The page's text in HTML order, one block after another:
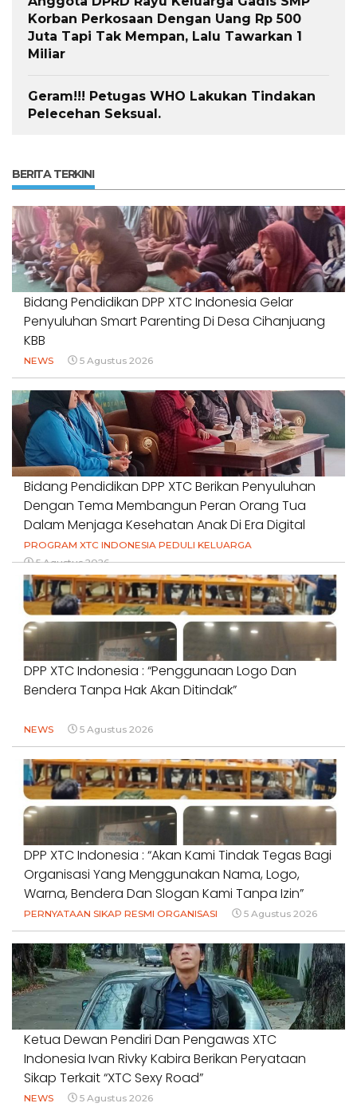
Korban Perkosaan Dengan Uang Rp 500
Juta Tapi Tak Mempan, Lalu Tawarkan 1
Miliar
Geram!!! Petugas WHO Lakukan Tindakan
Pelecehan Seksual.
BERITA TERKINI
Bidang Pendidikan DPP XTC Indonesia Gelar
Penyuluhan Smart Parenting Di Desa Cihanjuang
KBB
NEWS 5 Agustus 2026
Bidang Pendidikan DPP XTC Berikan Penyuluhan
Dengan Tema Membangun Peran Orang Tua
Dalam Menjaga Kesehatan Anak Di Era Digital
PROGRAM XTC INDONESIA PEDULI KELUARGA
5 Agustus 2026
DPP XTC Indonesia : “Penggunaan Logo Dan
Bendera Tanpa Hak Akan Ditindak”
NEWS 5 Agustus 2026
DPP XTC Indonesia : “Akan Kami Tindak Tegas Bagi
Organisasi Yang Menggunakan Nama, Logo,
Warna, Bendera Dan Slogan Kami Tanpa Izin”
PERNYATAAN SIKAP RESMI ORGANISASI 5 Agustus 2026
Ketua Dewan Pendiri Dan Pengawas XTC
Indonesia Ivan Rivky Kabira Berikan Peryataan
Sikap Terkait “XTC Sexy Road”
NEWS 5 Agustus 2026